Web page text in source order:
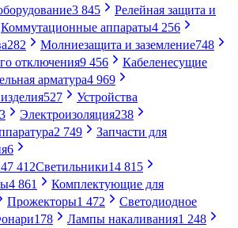
3 845
Релейная защита и
Коммутационные аппараты4 256
282 Молниезащита и заземление748
отключения9 456
Кабеленесущие
арматура4 969
527
Устройства
Электроизоляция238
2 749
Запчасти для
6
47 412Светильники14 815
4 861
Комплектующие для
Прожекторы1 472
Светодиодное
178 Лампы накаливания1 248